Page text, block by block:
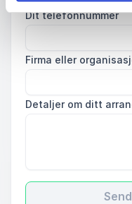
Dit telefonnummer
Firma eller
Detaljer om ditt